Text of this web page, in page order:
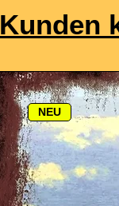
Kunden
NEU